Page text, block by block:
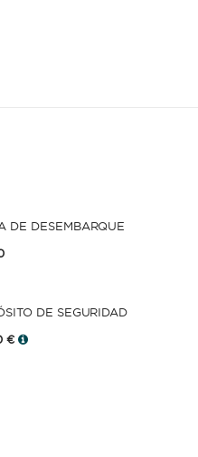
DE DESEMBARQUE
DE SEGURIDAD
€